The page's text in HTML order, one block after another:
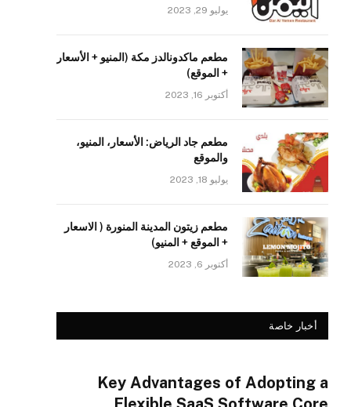
يوليو 29, 2023
مطعم ماكدونالدز مكة (المنيو + الأسعار
+ الموقع)
أكتوبر 16, 2023
مطعم جاد الرياض: الأسعار، المنيو،
والموقع
يوليو 18, 2023
مطعم زيتون المدينة المنورة ( الاسعار
+ الموقع + المنيو)
أكتوبر 6, 2023
أخبار خاصة
Key Advantages of Adopting a